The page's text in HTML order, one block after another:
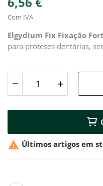
Com IVA
Elgydium Fix Fixação
para próteses dentárias,
 Últimos artigos em